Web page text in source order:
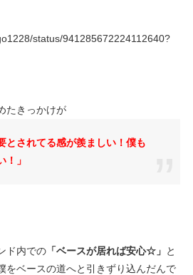
status/941285672224112640?
たきっかけが
とされてる感が羨ましい！僕も
！」
ド内での「ベースが居れば安心☆」 と
をベースの道へと引きずり込んだんで